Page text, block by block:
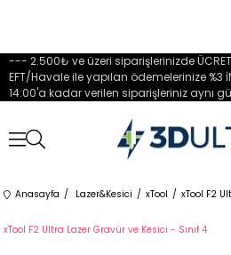
--- 2.500₺ ve üzeri siparişlerinizde
EFT/Havale ile yapılan ödemelerinize
14:00'a kadar verilen siparişleriniz aynı
Anasayfa Lazer&Kesici xTool xTool F2
xTool F2 Ultra Lazer Gravür ve Kesici - Sınıf 4